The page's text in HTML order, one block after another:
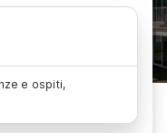
e ospiti,